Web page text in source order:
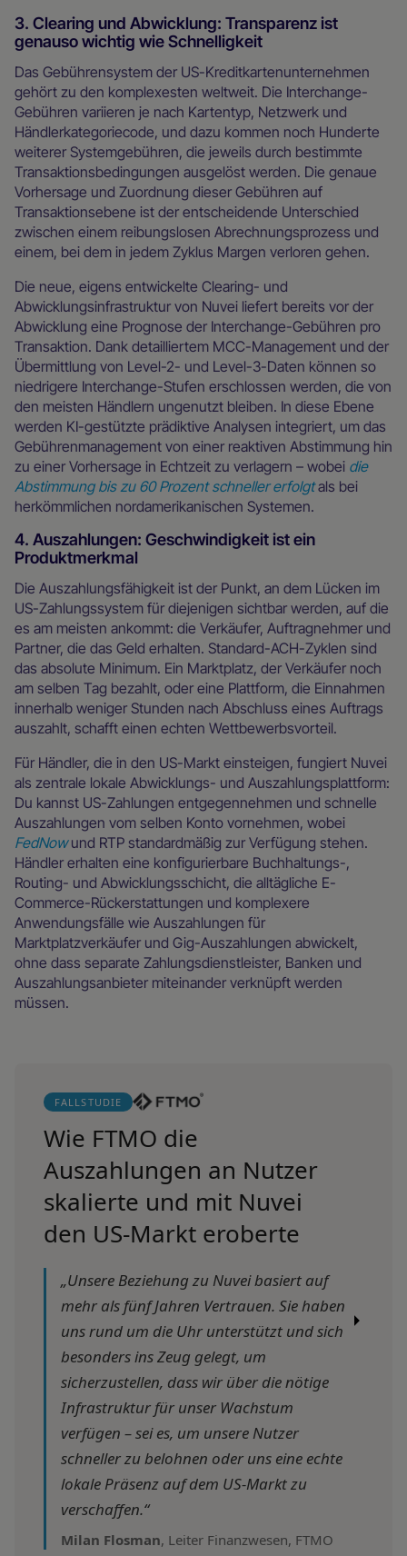
3. Clearing und Abwicklung: Transparenz ist
genauso wichtig wie Schnelligkeit
Das Gebührensystem der US-Kreditkartenunternehmen
gehört zu den komplexesten weltweit. Die Interchange-
Gebühren variieren je nach Kartentyp, Netzwerk und
Händlerkategoriecode, und dazu kommen noch Hunderte
weiterer Systemgebühren, die jeweils durch bestimmte
Transaktionsbedingungen ausgelöst werden. Die genaue
Vorhersage und Zuordnung dieser Gebühren auf
Transaktionsebene ist der entscheidende Unterschied
zwischen einem reibungslosen Abrechnungsprozess und
einem, bei dem in jedem Zyklus Margen verloren gehen.
Die neue, eigens entwickelte Clearing- und
Abwicklungsinfrastruktur von Nuvei liefert bereits vor der
Abwicklung eine Prognose der Interchange-Gebühren pro
Transaktion. Dank detailliertem MCC-Management und der
Übermittlung von Level-2- und Level-3-Daten können so
niedrigere Interchange-Stufen erschlossen werden, die von
den meisten Händlern ungenutzt bleiben. In diese Ebene
werden KI-gestützte prädiktive Analysen integriert, um das
Gebührenmanagement von einer reaktiven Abstimmung hin
zu einer Vorhersage in Echtzeit zu verlagern – wobei die
Abstimmung bis zu 60 Prozent schneller erfolgtals bei
herkömmlichen nordamerikanischen Systemen.
4. Auszahlungen: Geschwindigkeit ist ein
Produktmerkmal
Die Auszahlungsfähigkeit ist der Punkt, an dem Lücken im
US-Zahlungssystem für diejenigen sichtbar werden, auf die
es am meisten ankommt: die Verkäufer, Auftragnehmer und
Partner, die das Geld erhalten. Standard-ACH-Zyklen sind
das absolute Minimum. Ein Marktplatz, der Verkäufer noch
am selben Tag bezahlt, oder eine Plattform, die Einnahmen
innerhalb weniger Stunden nach Abschluss eines Auftrags
auszahlt, schafft einen echten Wettbewerbsvorteil.
Für Händler, die in den US-Markt einsteigen, fungiert Nuvei
als zentrale lokale Abwicklungs- und Auszahlungsplattform:
Du kannst US-Zahlungen entgegennehmen und schnelle
Auszahlungen vom selben Konto vornehmen, wobei
FedNowund RTP standardmäßig zur Verfügung stehen.
Händler erhalten eine konfigurierbare Buchhaltungs-,
Routing- und Abwicklungsschicht, die alltägliche E-
Commerce-Rückerstattungen und komplexere
Anwendungsfälle wie Auszahlungen für
Marktplatzverkäufer und Gig-Auszahlungen abwickelt,
ohne dass separate Zahlungsdienstleister, Banken und
Auszahlungsanbieter miteinander verknüpft werden
müssen.
FALLSTUDIE
Wie FTMO die
Auszahlungen an Nutzer
skalierte und mit Nuvei
den US-Markt eroberte
„Unsere Beziehung zu Nuvei basiert auf
mehr als fünf Jahren Vertrauen. Sie haben
uns rund um die Uhr unterstützt und sich
besonders ins Zeug gelegt, um
sicherzustellen, dass wir über die nötige
Infrastruktur für unser Wachstum
verfügen – sei es, um unsere Nutzer
schneller zu belohnen oder uns eine echte
lokale Präsenz auf dem US-Markt zu
verschaffen.“
Milan Flosman, Leiter Finanzwesen, FTMO